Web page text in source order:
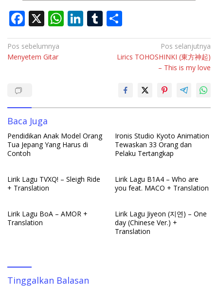
F
ac
e
b
k
X W
h
p
Li
n
T
u h
ar
e
Navigasi
pos
Pos sebelumnya
Menyetem Gitar
Pos selanjutnya
Lirics TOHOSHINKI (東方神起)
– This is my love
Baca Juga
Pendidikan Anak Model Orang
Tua Jepang Yang Harus di
Contoh
Ironis Studio Kyoto Animation
Tewaskan 33 Orang dan
Pelaku Tertangkap
Lirik Lagu TVXQ! – Sleigh Ride
+ Translation
Lirik Lagu B1A4 – Who are
you feat. MACO + Translation
Lirik Lagu BoA – AMOR +
Translation
Lirik Lagu Jiyeon (지연) – One
day (Chinese Ver.) +
Translation
Tinggalkan Balasan